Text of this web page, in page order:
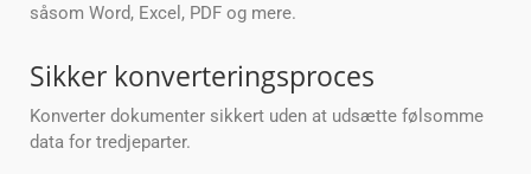
såsom Word, Excel, PDF og mere.
Sikker konverteringsproces
Konverter dokumenter sikkert uden at udsætte følsomme
data for tredjeparter.